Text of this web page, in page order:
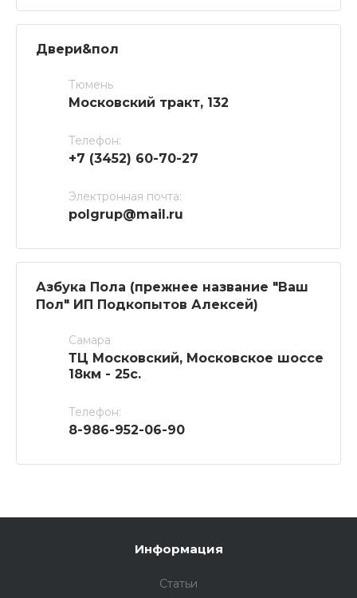
Двери&пол
Тюмень
Московский тракт, 132
Телефон:
+7 (3452) 60-70-27
Электронная почта:
polgrup@mail.ru
Азбука Пола (прежнее название "Ваш
Пол" ИП Подкопытов Алексей)
Самара
ТЦ Московский, Московское шоссе
18км - 25с.
Телефон:
8-986-952-06-90
Информация
Статьи